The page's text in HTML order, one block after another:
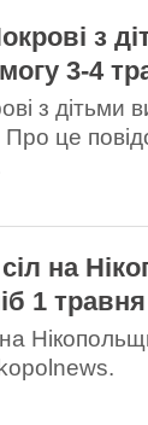
з
3-4
з дітьми
це
на
1 травня